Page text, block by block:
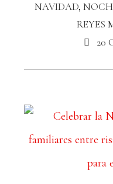
NAVIDAD,
REYES
20